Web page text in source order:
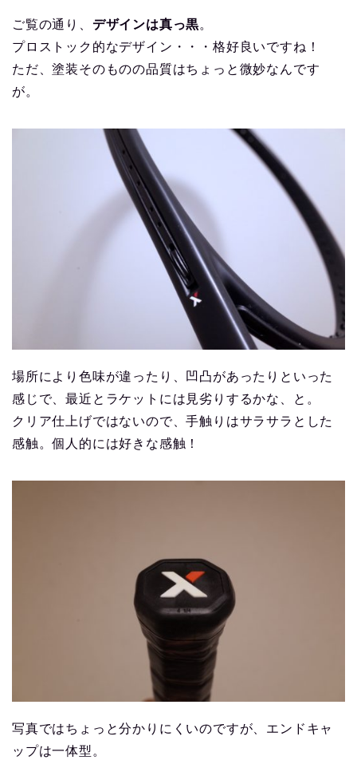
ご覧の通り、 デザインは真っ黒。
プロストック的なデザイン・・・格好良いですね！
ただ、塗装そのものの品質はちょっと微妙なんです
が。
場所により色味が違ったり、凹凸があったりといった
感じで、最近とラケットには見劣りするかな、と。
クリア仕上げではないので、手触りはサラサラとした
感触。個人的には好きな感触！
写真ではちょっと分かりにくいのですが、エンドキャ
ップは一体型。